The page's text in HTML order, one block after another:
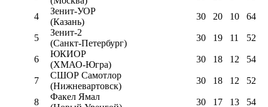
4
Зенит-УОР
(Казань)
30 20 10 64
5
Зенит-2
(Санкт-Петербург)
30 19 11 52
6
ЮКИОР
(ХМАО-Югра)
30 18 12 54
7
СШОР Самотлор
(Нижневартовск)
30 18 12 52
8
Факел Ямал
30 17 13 54